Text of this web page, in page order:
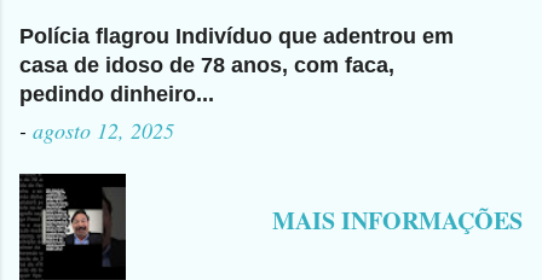
Polícia flagrou Indivíduo que adentrou em
casa de idoso de 78 anos, com faca,
pedindo dinheiro...
- agosto 12, 2025
MAIS INFORMAÇÕES